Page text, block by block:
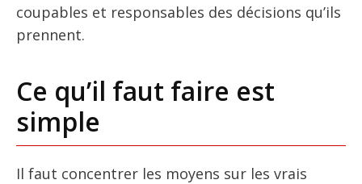
coupables et responsables des décisions qu’ils
prennent.
Ce qu’il faut faire est
simple
Il faut concentrer les moyens sur les vrais